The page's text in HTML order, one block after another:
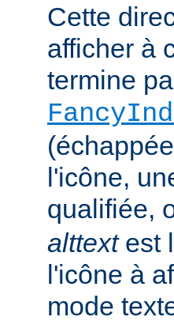
Cette
afficher à
termine
l'icône,
qualifiée,
alttextest
l'icône à
mode